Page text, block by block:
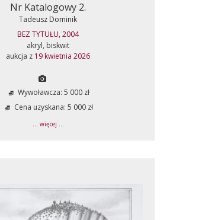
Nr Katalogowy 2.
Tadeusz Dominik
BEZ TYTUŁU, 2004
akryl, biskwit
aukcja z 19 kwietnia 2026
Wywoławcza: 5 000 zł
Cena uzyskana: 5 000 zł
... więcej ...